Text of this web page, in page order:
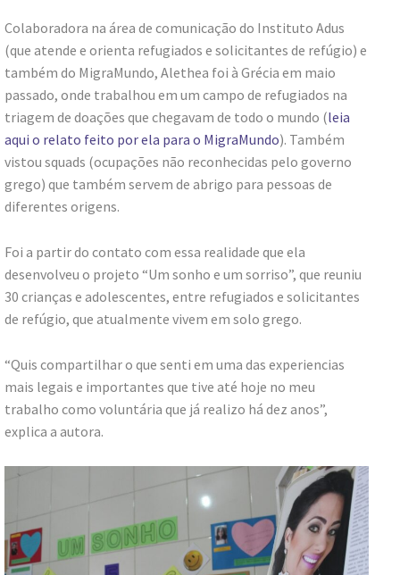
Colaboradora na área de comunicação do Instituto Adus
(que atende e orienta refugiados e solicitantes de refúgio) e
também do MigraMundo, Alethea foi à Grécia em maio
passado, onde trabalhou em um campo de refugiados na
triagem de doações que chegavam de todo o mundo (leia
aqui o relato feito por ela para o MigraMundo). Também
vistou squads (ocupações não reconhecidas pelo governo
grego) que também servem de abrigo para pessoas de
diferentes origens.
Foi a partir do contato com essa realidade que ela
desenvolveu o projeto “Um sonho e um sorriso”, que reuniu
30 crianças e adolescentes, entre refugiados e solicitantes
de refúgio, que atualmente vivem em solo grego.
“Quis compartilhar o que senti em uma das experiencias
mais legais e importantes que tive até hoje no meu
trabalho como voluntária que já realizo há dez anos”,
explica a autora.